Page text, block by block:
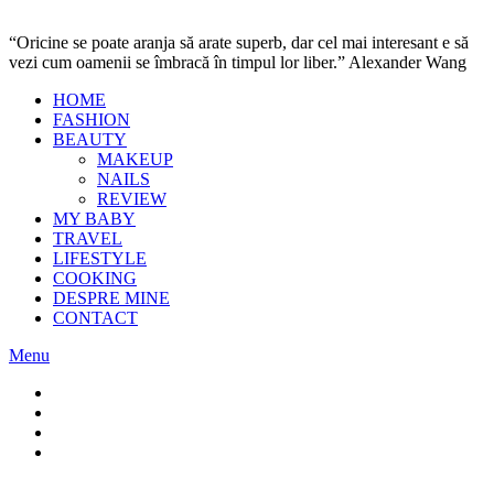
“Oricine se poate aranja să arate superb, dar cel mai interesant e să
vezi cum oamenii se îmbracă în timpul lor liber.” Alexander Wang
HOME
FASHION
BEAUTY
MAKEUP
NAILS
REVIEW
MY BABY
TRAVEL
LIFESTYLE
COOKING
DESPRE MINE
CONTACT
Menu